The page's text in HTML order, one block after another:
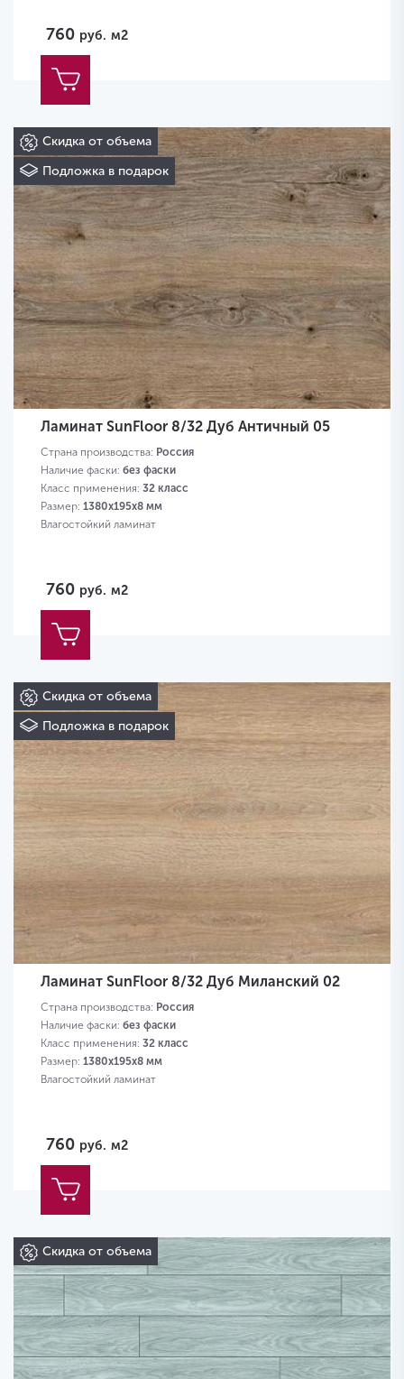
760 руб. м2
Скидка от объема
Подложка в подарок
Ламинат SunFloor 8/32 Дуб Античный 05
Страна производства: Россия
Наличие фаски: без фаски
Класс применения: 32 класс
Размер: 1380х195х8 мм
Влагостойкий ламинат
760 руб. м2
Скидка от объема
Подложка в подарок
Ламинат SunFloor 8/32 Дуб Миланский 02
Страна производства: Россия
Наличие фаски: без фаски
Класс применения: 32 класс
Размер: 1380х195х8 мм
Влагостойкий ламинат
760 руб. м2
Скидка от объема